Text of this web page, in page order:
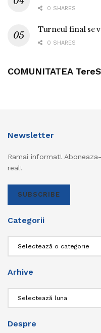
0 SHARES
Turneul final se
0 SHARES
COMUNITATEA
Newsletter
Ramai informat!
real!
SUBSCRIBE
Categorii
Arhive
Despre